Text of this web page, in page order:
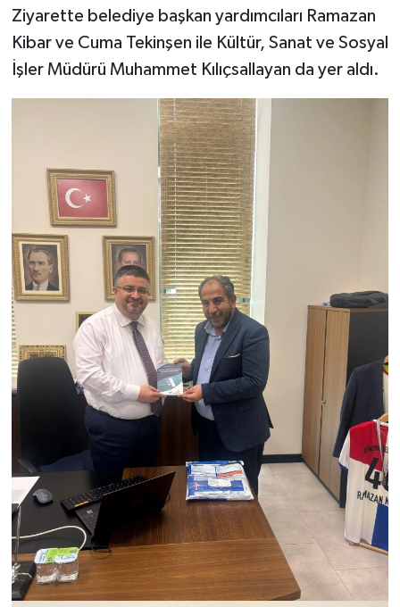
Ziyarette belediye başkan yardımcıları Ramazan
Kibar ve Cuma Tekinşen ile Kültür, Sanat ve Sosyal
İşler Müdürü Muhammet Kılıçsallayan da yer aldı.